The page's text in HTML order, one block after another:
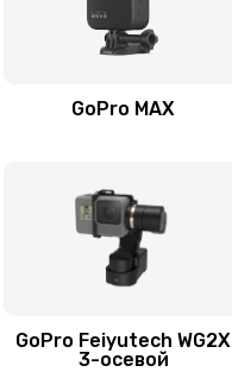
GoPro MAX
GoPro Feiyutech WG2X
3-осевой